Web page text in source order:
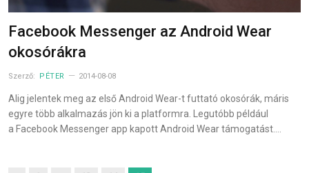
Facebook Messenger az Android Wear
okosórákra
Szerző: PÉTER 2014-08-08
Alig jelentek meg az első Android Wear-t futtató okosórák, máris
egyre több alkalmazás jön ki a platformra. Legutóbb például
a Facebook Messenger app kapott Android Wear támogatást.…